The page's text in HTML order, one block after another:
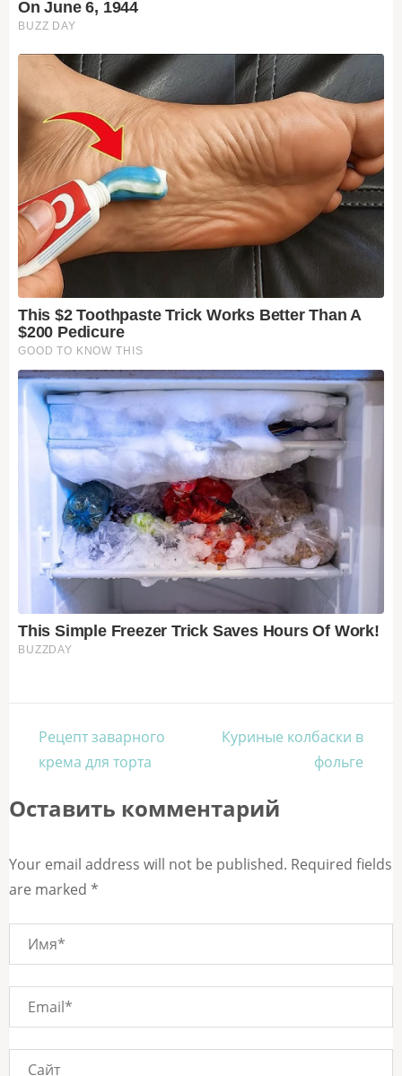
Навигация
по
Рецепт заварного
крема для торта
Куриные колбаски в
фольге
Оставить комментарий
Your email address will not be published. Required fields
are marked *